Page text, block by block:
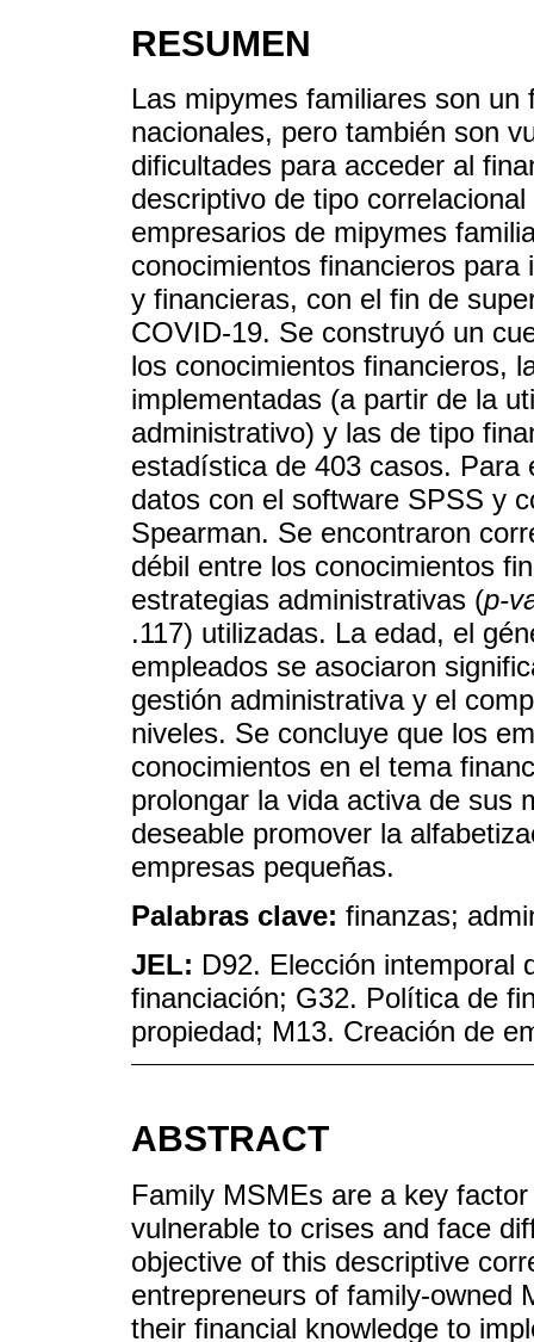
RESUMEN
Las mipymes familiares son
nacionales, pero también son
dificultades para acceder al
descriptivo de tipo
empresarios de mipymes
conocimientos financieros
y financieras, con el fin de
COVID-19. Se construyó un
los conocimientos financieros,
implementadas (a partir de la
administrativo) y las de tipo
estadística de 403 casos. Para
datos con el software SPSS y
Spearman. Se encontraron
débil entre los conocimientos
estrategias administrativas (p-
.117) utilizadas. La edad, el
empleados se asociaron
gestión administrativa y el
niveles. Se concluye que los
conocimientos en el tema
prolongar la vida activa de sus
deseable promover la
empresas pequeñas.
Palabras clave: finanzas;
JEL: D92. Elección intemporal
financiación; G32. Política de
propiedad; M13. Creación de
ABSTRACT
Family MSMEs are a key
vulnerable to crises and face
objective of this descriptive
entrepreneurs of family-owned
their financial knowledge to